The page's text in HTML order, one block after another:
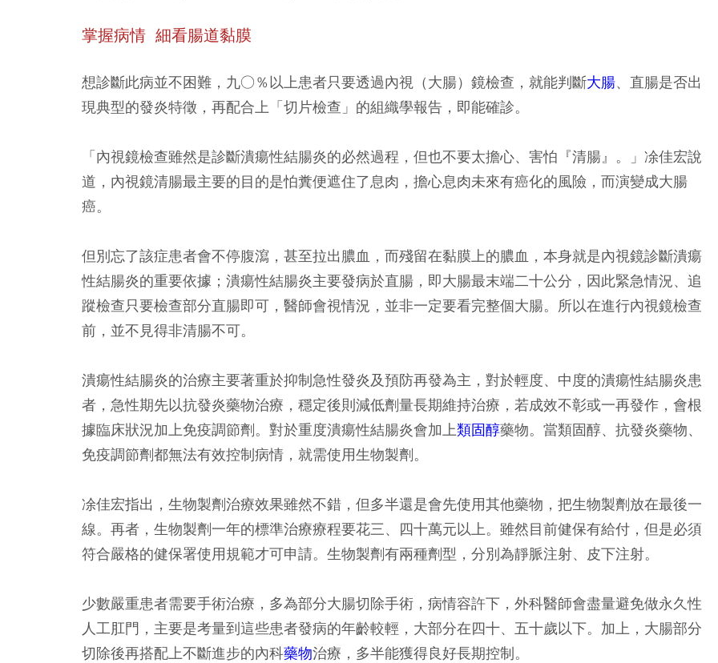
掌握病情 細看腸道黏膜
想診斷此病並不困難，九○％以上患者只要透過內視（大腸）鏡檢查，就能判斷大腸、直腸是否出
現典型的發炎特徵，再配合上「切片檢查」的組織學報告，即能確診。
「內視鏡檢查雖然是診斷潰瘍性結腸炎的必然過程，但也不要太擔心、害怕『清腸』。」凃佳宏說
道，內視鏡清腸最主要的目的是怕糞便遮住了息肉，擔心息肉未來有癌化的風險，而演變成大腸
癌。
但別忘了該症患者會不停腹瀉，甚至拉出膿血，而殘留在黏膜上的膿血，本身就是內視鏡診斷潰瘍
性結腸炎的重要依據；潰瘍性結腸炎主要發病於直腸，即大腸最末端二十公分，因此緊急情況、追
蹤檢查只要檢查部分直腸即可，醫師會視情況，並非一定要看完整個大腸。所以在進行內視鏡檢查
前，並不見得非清腸不可。
潰瘍性結腸炎的治療主要著重於抑制急性發炎及預防再發為主，對於輕度、中度的潰瘍性結腸炎患
者，急性期先以抗發炎藥物治療，穩定後則減低劑量長期維持治療，若成效不彰或一再發作，會根
據臨床狀況加上免疫調節劑。對於重度潰瘍性結腸炎會加上類固醇藥物。當類固醇、抗發炎藥物、
免疫調節劑都無法有效控制病情，就需使用生物製劑。
凃佳宏指出，生物製劑治療效果雖然不錯，但多半還是會先使用其他藥物，把生物製劑放在最後一
線。再者，生物製劑一年的標準治療療程要花三、四十萬元以上。雖然目前健保有給付，但是必須
符合嚴格的健保署使用規範才可申請。生物製劑有兩種劑型，分別為靜脈注射、皮下注射。
少數嚴重患者需要手術治療，多為部分大腸切除手術，病情容許下，外科醫師會盡量避免做永久性
人工肛門，主要是考量到這些患者發病的年齡較輕，大部分在四十、五十歲以下。加上，大腸部分
切除後再搭配上不斷進步的內科藥物治療，多半能獲得良好長期控制。